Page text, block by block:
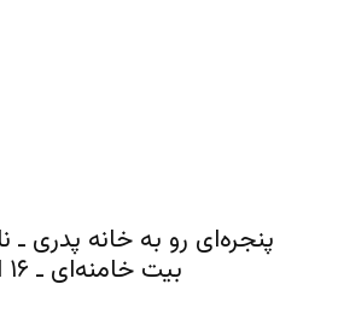
پنجره‌ای رو به خانه پدری ـ
بیت خامنه‌ای ـ ۱۶ امرداد / ۷ آگوست